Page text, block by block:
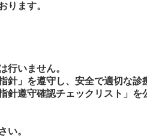
ります。
行いません。
」を遵守し、安全で適切な診
遵守確認チェックリスト」を
い。